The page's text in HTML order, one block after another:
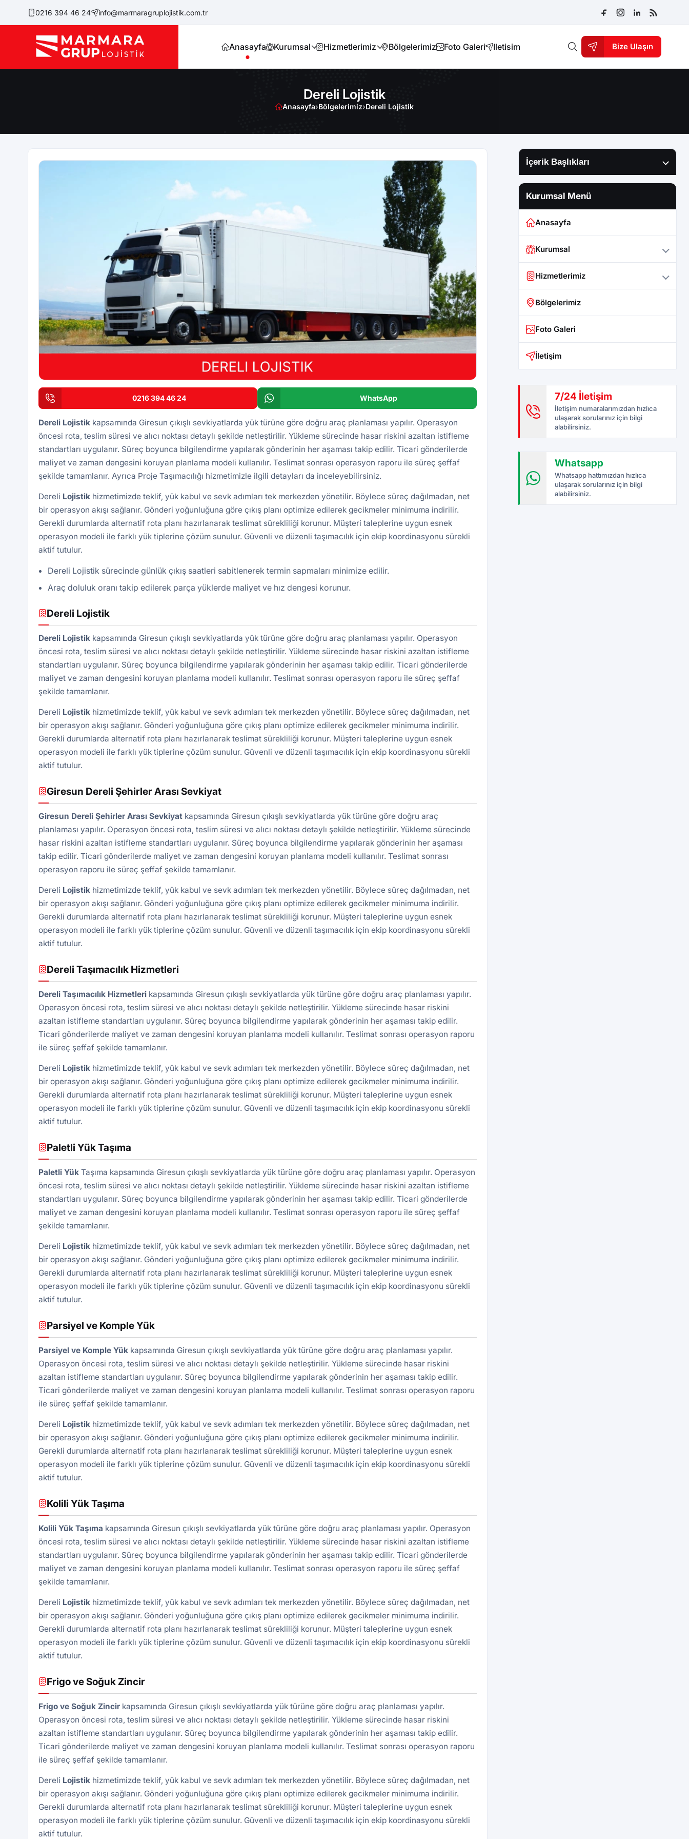
0216 394 46 24 info@marmaragruplojistik.com.tr
Anasayfa Kurumsal Hizmetlerimiz Bölgelerimiz Foto Galeri Iletisim Bize Ulaşın
Dereli Lojistik
Anasayfa›Bölgelerimiz›Dereli Lojistik
0216 394 46 24 WhatsApp
Dereli Lojistikkapsamında Giresun çıkışlı sevkiyatlarda yük türüne göre doğru araç planlaması yapılır. Operasyon
öncesi rota, teslim süresi ve alıcı noktası detaylı şekilde netleştirilir. Yükleme sürecinde hasar riskini azaltan istifleme
standartları uygulanır. Süreç boyunca bilgilendirme yapılarak gönderinin her aşaması takip edilir. Ticari gönderilerde
maliyet ve zaman dengesini koruyan planlama modeli kullanılır. Teslimat sonrası operasyon raporu ile süreç şeffaf
şekilde tamamlanır. Ayrıca Proje Taşımacılığı hizmetimizle ilgili detayları da inceleyebilirsiniz.
Dereli Lojistikhizmetimizde teklif, yük kabul ve sevk adımları tek merkezden yönetilir. Böylece süreç dağılmadan, net
bir operasyon akışı sağlanır. Gönderi yoğunluğuna göre çıkış planı optimize edilerek gecikmeler minimuma indirilir.
Gerekli durumlarda alternatif rota planı hazırlanarak teslimat sürekliliği korunur. Müşteri taleplerine uygun esnek
operasyon modeli ile farklı yük tiplerine çözüm sunulur. Güvenli ve düzenli taşımacılık için ekip koordinasyonu sürekli
aktif tutulur.
Dereli Lojistik sürecinde günlük çıkış saatleri sabitlenerek termin sapmaları minimize edilir.
Araç doluluk oranı takip edilerek parça yüklerde maliyet ve hız dengesi korunur.
Dereli Lojistik
Dereli Lojistikkapsamında Giresun çıkışlı sevkiyatlarda yük türüne göre doğru araç planlaması yapılır. Operasyon
öncesi rota, teslim süresi ve alıcı noktası detaylı şekilde netleştirilir. Yükleme sürecinde hasar riskini azaltan istifleme
standartları uygulanır. Süreç boyunca bilgilendirme yapılarak gönderinin her aşaması takip edilir. Ticari gönderilerde
maliyet ve zaman dengesini koruyan planlama modeli kullanılır. Teslimat sonrası operasyon raporu ile süreç şeffaf
şekilde tamamlanır.
Dereli Lojistikhizmetimizde teklif, yük kabul ve sevk adımları tek merkezden yönetilir. Böylece süreç dağılmadan, net
bir operasyon akışı sağlanır. Gönderi yoğunluğuna göre çıkış planı optimize edilerek gecikmeler minimuma indirilir.
Gerekli durumlarda alternatif rota planı hazırlanarak teslimat sürekliliği korunur. Müşteri taleplerine uygun esnek
operasyon modeli ile farklı yük tiplerine çözüm sunulur. Güvenli ve düzenli taşımacılık için ekip koordinasyonu sürekli
aktif tutulur.
Giresun Dereli Şehirler Arası Sevkiyat
Giresun Dereli Şehirler Arası Sevkiyatkapsamında Giresun çıkışlı sevkiyatlarda yük türüne göre doğru araç
planlaması yapılır. Operasyon öncesi rota, teslim süresi ve alıcı noktası detaylı şekilde netleştirilir. Yükleme sürecinde
hasar riskini azaltan istifleme standartları uygulanır. Süreç boyunca bilgilendirme yapılarak gönderinin her aşaması
takip edilir. Ticari gönderilerde maliyet ve zaman dengesini koruyan planlama modeli kullanılır. Teslimat sonrası
operasyon raporu ile süreç şeffaf şekilde tamamlanır.
Dereli Lojistikhizmetimizde teklif, yük kabul ve sevk adımları tek merkezden yönetilir. Böylece süreç dağılmadan, net
bir operasyon akışı sağlanır. Gönderi yoğunluğuna göre çıkış planı optimize edilerek gecikmeler minimuma indirilir.
Gerekli durumlarda alternatif rota planı hazırlanarak teslimat sürekliliği korunur. Müşteri taleplerine uygun esnek
operasyon modeli ile farklı yük tiplerine çözüm sunulur. Güvenli ve düzenli taşımacılık için ekip koordinasyonu sürekli
aktif tutulur.
Dereli Taşımacılık Hizmetleri
Dereli Taşımacılık Hizmetlerikapsamında Giresun çıkışlı sevkiyatlarda yük türüne göre doğru araç planlaması yapılır.
Operasyon öncesi rota, teslim süresi ve alıcı noktası detaylı şekilde netleştirilir. Yükleme sürecinde hasar riskini
azaltan istifleme standartları uygulanır. Süreç boyunca bilgilendirme yapılarak gönderinin her aşaması takip edilir.
Ticari gönderilerde maliyet ve zaman dengesini koruyan planlama modeli kullanılır. Teslimat sonrası operasyon raporu
ile süreç şeffaf şekilde tamamlanır.
Dereli Lojistikhizmetimizde teklif, yük kabul ve sevk adımları tek merkezden yönetilir. Böylece süreç dağılmadan, net
bir operasyon akışı sağlanır. Gönderi yoğunluğuna göre çıkış planı optimize edilerek gecikmeler minimuma indirilir.
Gerekli durumlarda alternatif rota planı hazırlanarak teslimat sürekliliği korunur. Müşteri taleplerine uygun esnek
operasyon modeli ile farklı yük tiplerine çözüm sunulur. Güvenli ve düzenli taşımacılık için ekip koordinasyonu sürekli
aktif tutulur.
Paletli Yük Taşıma
Paletli YükTaşıma kapsamında Giresun çıkışlı sevkiyatlarda yük türüne göre doğru araç planlaması yapılır. Operasyon
öncesi rota, teslim süresi ve alıcı noktası detaylı şekilde netleştirilir. Yükleme sürecinde hasar riskini azaltan istifleme
standartları uygulanır. Süreç boyunca bilgilendirme yapılarak gönderinin her aşaması takip edilir. Ticari gönderilerde
maliyet ve zaman dengesini koruyan planlama modeli kullanılır. Teslimat sonrası operasyon raporu ile süreç şeffaf
şekilde tamamlanır.
Dereli Lojistikhizmetimizde teklif, yük kabul ve sevk adımları tek merkezden yönetilir. Böylece süreç dağılmadan, net
bir operasyon akışı sağlanır. Gönderi yoğunluğuna göre çıkış planı optimize edilerek gecikmeler minimuma indirilir.
Gerekli durumlarda alternatif rota planı hazırlanarak teslimat sürekliliği korunur. Müşteri taleplerine uygun esnek
operasyon modeli ile farklı yük tiplerine çözüm sunulur. Güvenli ve düzenli taşımacılık için ekip koordinasyonu sürekli
aktif tutulur.
Parsiyel ve Komple Yük
Parsiyel ve Komple Yükkapsamında Giresun çıkışlı sevkiyatlarda yük türüne göre doğru araç planlaması yapılır.
Operasyon öncesi rota, teslim süresi ve alıcı noktası detaylı şekilde netleştirilir. Yükleme sürecinde hasar riskini
azaltan istifleme standartları uygulanır. Süreç boyunca bilgilendirme yapılarak gönderinin her aşaması takip edilir.
Ticari gönderilerde maliyet ve zaman dengesini koruyan planlama modeli kullanılır. Teslimat sonrası operasyon raporu
ile süreç şeffaf şekilde tamamlanır.
Dereli Lojistikhizmetimizde teklif, yük kabul ve sevk adımları tek merkezden yönetilir. Böylece süreç dağılmadan, net
bir operasyon akışı sağlanır. Gönderi yoğunluğuna göre çıkış planı optimize edilerek gecikmeler minimuma indirilir.
Gerekli durumlarda alternatif rota planı hazırlanarak teslimat sürekliliği korunur. Müşteri taleplerine uygun esnek
operasyon modeli ile farklı yük tiplerine çözüm sunulur. Güvenli ve düzenli taşımacılık için ekip koordinasyonu sürekli
aktif tutulur.
Kolili Yük Taşıma
Kolili Yük Taşıma kapsamında Giresun çıkışlı sevkiyatlarda yük türüne göre doğru araç planlaması yapılır. Operasyon
öncesi rota, teslim süresi ve alıcı noktası detaylı şekilde netleştirilir. Yükleme sürecinde hasar riskini azaltan istifleme
standartları uygulanır. Süreç boyunca bilgilendirme yapılarak gönderinin her aşaması takip edilir. Ticari gönderilerde
maliyet ve zaman dengesini koruyan planlama modeli kullanılır. Teslimat sonrası operasyon raporu ile süreç şeffaf
şekilde tamamlanır.
Dereli Lojistikhizmetimizde teklif, yük kabul ve sevk adımları tek merkezden yönetilir. Böylece süreç dağılmadan, net
bir operasyon akışı sağlanır. Gönderi yoğunluğuna göre çıkış planı optimize edilerek gecikmeler minimuma indirilir.
Gerekli durumlarda alternatif rota planı hazırlanarak teslimat sürekliliği korunur. Müşteri taleplerine uygun esnek
operasyon modeli ile farklı yük tiplerine çözüm sunulur. Güvenli ve düzenli taşımacılık için ekip koordinasyonu sürekli
aktif tutulur.
Frigo ve Soğuk Zincir
Frigo ve Soğuk Zincirkapsamında Giresun çıkışlı sevkiyatlarda yük türüne göre doğru araç planlaması yapılır.
Operasyon öncesi rota, teslim süresi ve alıcı noktası detaylı şekilde netleştirilir. Yükleme sürecinde hasar riskini
azaltan istifleme standartları uygulanır. Süreç boyunca bilgilendirme yapılarak gönderinin her aşaması takip edilir.
Ticari gönderilerde maliyet ve zaman dengesini koruyan planlama modeli kullanılır. Teslimat sonrası operasyon raporu
ile süreç şeffaf şekilde tamamlanır.
Dereli Lojistikhizmetimizde teklif, yük kabul ve sevk adımları tek merkezden yönetilir. Böylece süreç dağılmadan, net
bir operasyon akışı sağlanır. Gönderi yoğunluğuna göre çıkış planı optimize edilerek gecikmeler minimuma indirilir.
Gerekli durumlarda alternatif rota planı hazırlanarak teslimat sürekliliği korunur. Müşteri taleplerine uygun esnek
operasyon modeli ile farklı yük tiplerine çözüm sunulur. Güvenli ve düzenli taşımacılık için ekip koordinasyonu sürekli
aktif tutulur.
İçerik Başlıkları
Kurumsal Menü
Anasayfa
Kurumsal
Hizmetlerimiz
Bölgelerimiz
Foto Galeri
İletişim
7/24 İletişim
İletişim numaralarımızdan hızlıca
ulaşarak sorularınız için bilgi
alabilirsiniz.
Whatsapp
Whatsapp hattımızdan hızlıca
ulaşarak sorularınız için bilgi
alabilirsiniz.